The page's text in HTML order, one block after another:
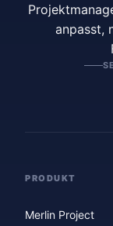
anpasst,
PRODUKT
Merlin Project